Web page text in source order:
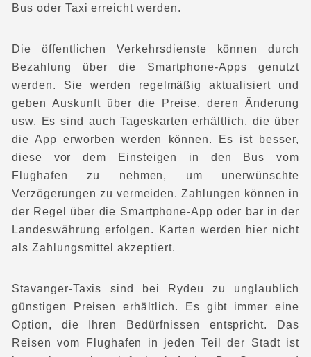
Bus oder Taxi erreicht werden.
Die öffentlichen Verkehrsdienste können durch
Bezahlung über die Smartphone-Apps genutzt
werden. Sie werden regelmäßig aktualisiert und
geben Auskunft über die Preise, deren Änderung
usw. Es sind auch Tageskarten erhältlich, die über
die App erworben werden können. Es ist besser,
diese vor dem Einsteigen in den Bus vom
Flughafen zu nehmen, um unerwünschte
Verzögerungen zu vermeiden. Zahlungen können in
der Regel über die Smartphone-App oder bar in der
Landeswährung erfolgen. Karten werden hier nicht
als Zahlungsmittel akzeptiert.
Stavanger-Taxis
sind bei Rydeu zu unglaublich
günstigen Preisen erhältlich. Es gibt immer eine
Option, die Ihren Bedürfnissen entspricht. Das
Reisen vom Flughafen in jeden Teil der Stadt ist